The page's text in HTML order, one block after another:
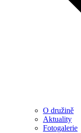
O družině
Aktuality
Fotogalerie